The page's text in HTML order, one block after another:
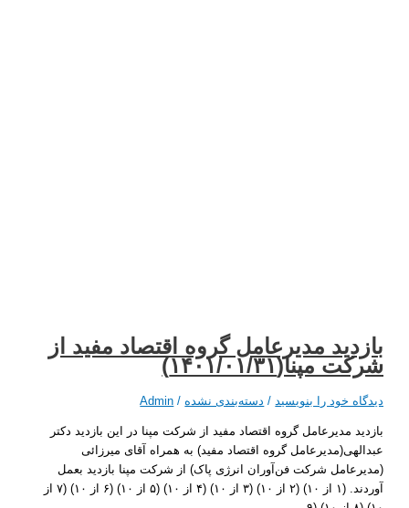
مدیرعامل گروه اقتصاد مفید از
۰۱/۳۱)
خود را بنویسید / دسته‌بندی نشده/
Admin
مدیرعامل گروه اقتصاد مفید از شرکت مپنا در این بازدید دکتر
گروه اقتصاد مفید) به همراه آقای میرزائی
شرکت فن‌آوران انرژی پاک) از شرکت مپنا بازدید بعمل
آوردند. (۱ از ۱۰) (۲ از ۱۰) (۳ از ۱۰) (۴ از ۱۰) (۵ از ۱۰) (۶ از ۱۰) (۷ از